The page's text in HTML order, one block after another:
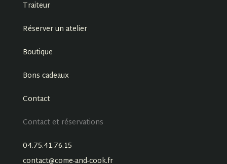
Traiteur
Réserver un atelier
Boutique
Bons cadeaux
Contact
Contact et réservations
04.75.41.76.15
contact@come-and-cook.fr